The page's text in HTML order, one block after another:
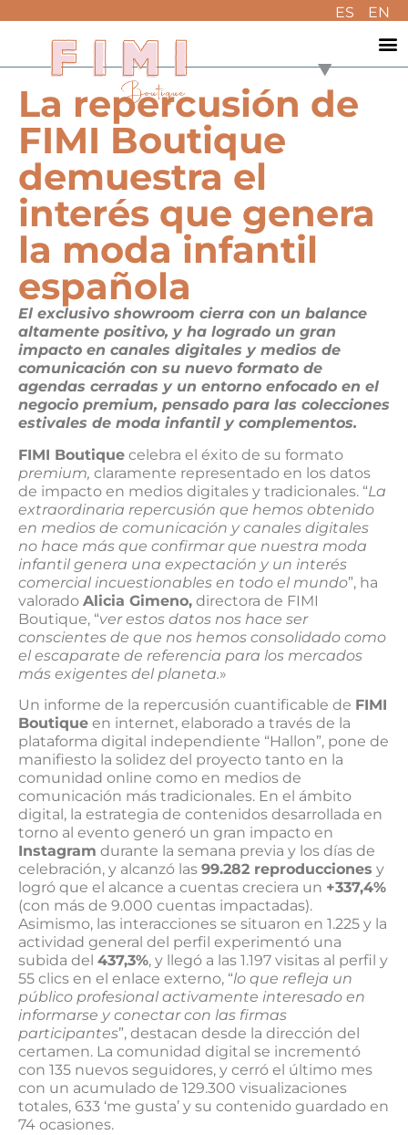
ES EN
La repercusión de
FIMI Boutique
demuestra el
interés que genera
la moda infantil
española
El exclusivo showroom cierra con un balance
altamente positivo, y ha logrado un gran
impacto en canales digitales y medios de
comunicación con su nuevo formato de
agendas cerradas y un entorno enfocado en el
negocio premium, pensado para las colecciones
estivales de moda infantil y complementos.
FIMI Boutique celebra el éxito de su formato
premium, claramente representado en los datos
de impacto en medios digitales y tradicionales. “La
extraordinaria repercusión que hemos obtenido
en medios de comunicación y canales digitales
no hace más que confirmar que nuestra moda
infantil genera una expectación y un interés
comercial incuestionables en todo el mundo”, ha
valorado Alicia Gimeno, directora de FIMI
Boutique, “ver estos datos nos hace ser
conscientes de que nos hemos consolidado como
el escaparate de referencia para los mercados
más exigentes del planeta.»
Un informe de la repercusión cuantificable de FIMI
Boutique en internet, elaborado a través de la
plataforma digital independiente “Hallon”, pone de
manifiesto la solidez del proyecto tanto en la
comunidad online como en medios de
comunicación más tradicionales. En el ámbito
digital, la estrategia de contenidos desarrollada en
torno al evento generó un gran impacto en
Instagram durante la semana previa y los días de
celebración, y alcanzó las 99.282 reproducciones y
logró que el alcance a cuentas creciera un +337,4%
(con más de 9.000 cuentas impactadas).
Asimismo, las interacciones se situaron en 1.225 y la
actividad general del perfil experimentó una
subida del 437,3%, y llegó a las 1.197 visitas al perfil y
55 clics en el enlace externo, “lo que refleja un
público profesional activamente interesado en
informarse y conectar con las firmas
participantes”, destacan desde la dirección del
certamen. La comunidad digital se incrementó
con 135 nuevos seguidores, y cerró el último mes
con un acumulado de 129.300 visualizaciones
totales, 633 ‘me gusta’ y su contenido guardado en
74 ocasiones.